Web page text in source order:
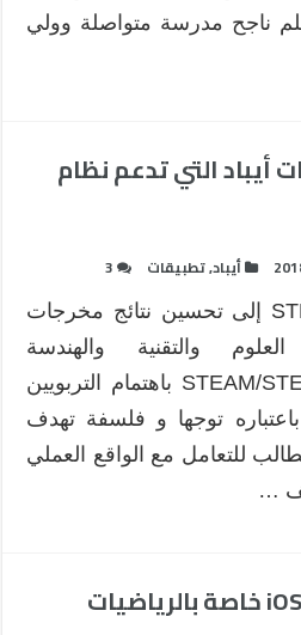
ناجح مدرسة متواصلة وولي
أيباد التي تدعم نظام
أيباد,تطبيقات 3
يهدف نظام ستيم STEAM إلى تحسين نتائج مخرجات
والتقنية والهندسة
والرياضيات. ويحظى STEAM/STEM باهتمام التربويين
توجها و فلسفة تهدف
للتعامل مع الواقع العملي
…